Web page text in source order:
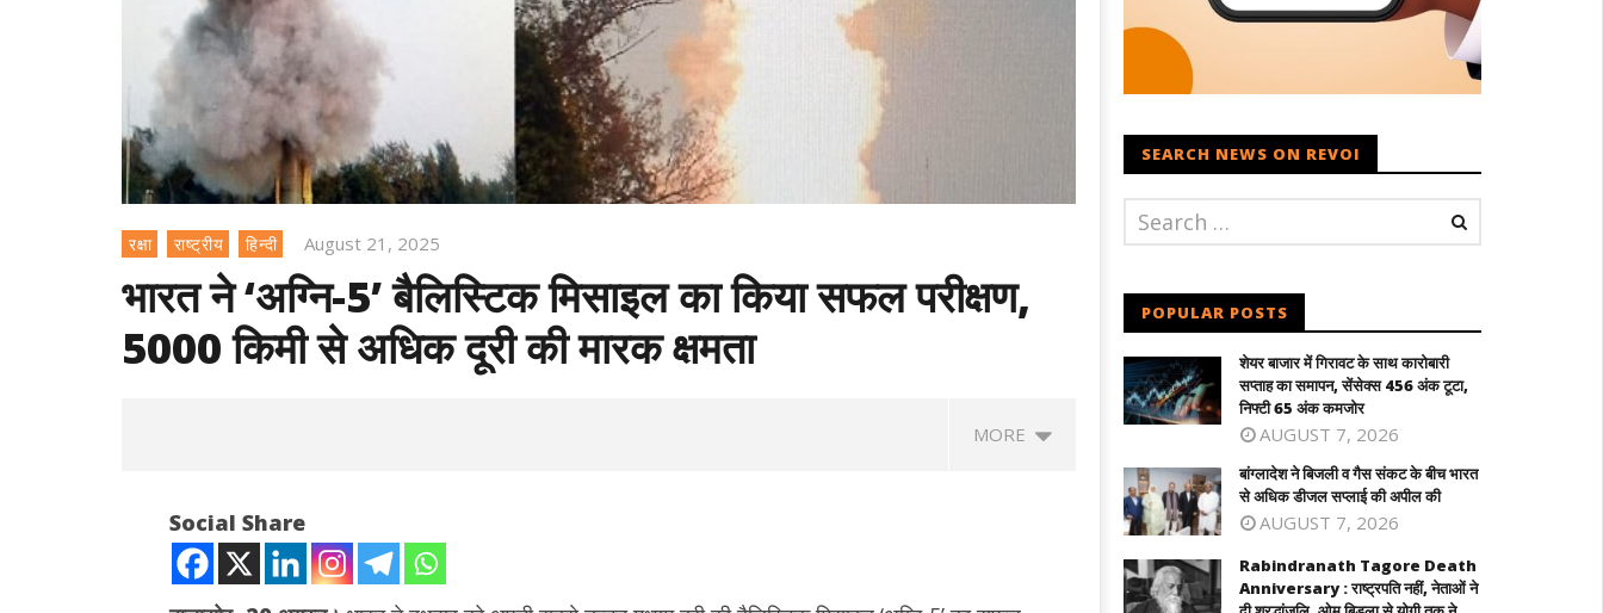
रक्षा राष्ट्रीय हिन्दी August 21, 2025
भारत ने ‘अग्नि-5’ बैलिस्टिक मिसाइल का किया सफल परीक्षण,
5000 किमी से अधिक दूरी की मारक क्षमता
MORE
Social Share
SEARCH NEWS ON REVOI
POPULAR POSTS
शेयर बाजार में गिरावट के साथ कारोबारी
सप्ताह का समापन, सेंसेक्स 456 अंक टूटा,
निफ्टी 65 अंक कमजोर
AUGUST 7, 2026
बांग्लादेश ने बिजली व गैस संकट के बीच भारत
से अधिक डीजल सप्लाई की अपील की
AUGUST 7, 2026
Rabindranath Tagore Death
Anniversary : राष्ट्रपति नहीं, नेताओं ने